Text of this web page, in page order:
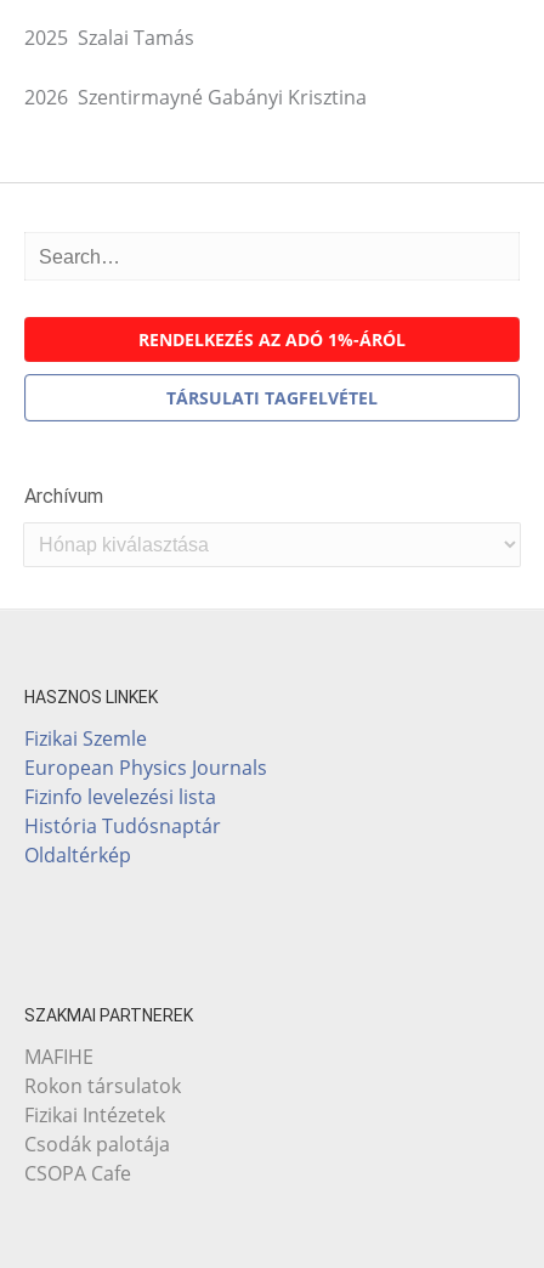
2025 Szalai Tamás
2026 Szentirmayné Gabányi Krisztina
RENDELKEZÉS AZ ADÓ 1%-ÁRÓL
TÁRSULATI TAGFELVÉTEL
Archívum
Archívum
HASZNOS LINKEK
Fizikai Szemle
European Physics Journals
Fizinfo levelezési lista
História Tudósnaptár
Oldaltérkép
SZAKMAI PARTNEREK
MAFIHE
Rokon társulatok
Fizikai Intézetek
Csodák palotája
CSOPA Cafe